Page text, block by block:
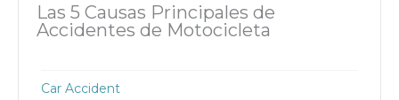
Las 5 Causas Principales de
Accidentes de Motocicleta
Car Accident